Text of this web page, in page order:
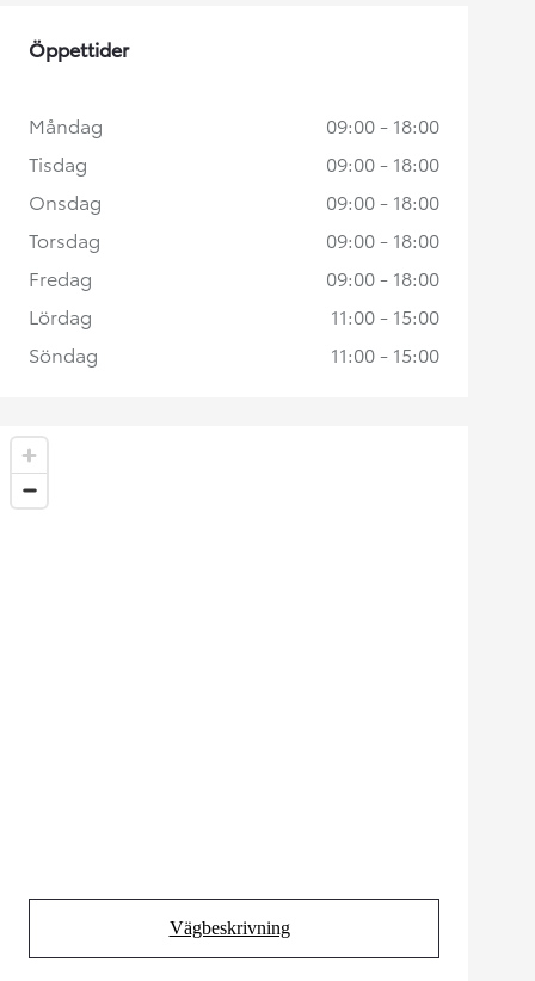
Vägbeskrivning
(Opens in new tab)
Öppettider
Måndag
09:00 - 18:00
Tisdag
09:00 - 18:00
Onsdag
09:00 - 18:00
Torsdag
09:00 - 18:00
Fredag
09:00 - 18:00
Lördag
11:00 - 15:00
Söndag
11:00 - 15:00